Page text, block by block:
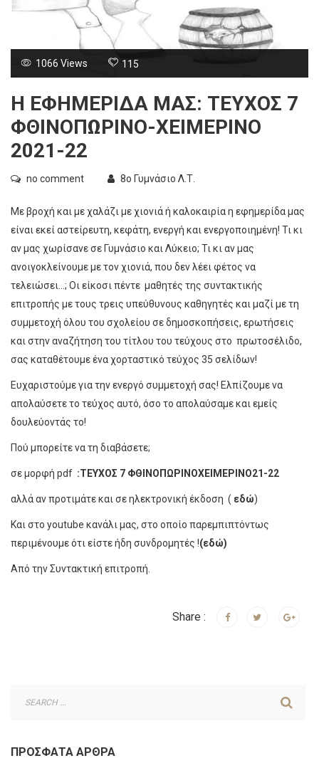
1066 Views 115
Η ΕΦΗΜΕΡΙΔΑ ΜΑΣ: ΤΕΥΧΟΣ 7
ΦΘΙΝΟΠΩΡΙΝΟ-ΧΕΙΜΕΡΙΝΟ
2021-22
no comment 8ο Γυμνάσιο Λ.Τ.
Με βροχή και με χαλάζι με χιονιά ή καλοκαιρία η εφημερίδα μας
είναι εκεί αστείρευτη, κεφάτη, ενεργή και ενεργοποιημένη! Τι κι
αν μας χωρίσανε σε Γυμνάσιο και Λύκειο; Τι κι αν μας
ανοιγοκλείνουμε με τον χιονιά, που δεν λέει φέτος να
τελειώσει…; Οι είκοσι πέντε μαθητές της συντακτικής
επιτροπής με τους τρεις υπεύθυνους καθηγητές και μαζί με τη
συμμετοχή όλου του σχολείου σε δημοσκοπήσεις, ερωτήσεις
και στην αναζήτηση του τίτλου του τεύχους στο πρωτοσέλιδο,
σας καταθέτουμε ένα χορταστικό τεύχος 35 σελίδων!
Ευχαριστούμε για την ενεργό συμμετοχή σας! Ελπίζουμε να
απολαύσετε το τεύχος αυτό, όσο το απολαύσαμε και εμείς
δουλεύοντάς το!
Πού μπορείτε να τη διαβάσετε;
σε μορφή pdf :ΤΕΥΧΟΣ 7 ΦΘΙΝΟΠΩΡΙΝΟΧΕΙΜΕΡΙΝΟ21-22
αλλά αν προτιμάτε και σε ηλεκτρονική έκδοση ( εδώ)
Και στο youtube κανάλι μας, στο οποίο παρεμπιπτόντως
περιμένουμε ότι είστε ήδη συνδρομητές !(εδώ)
Από την Συντακτική επιτροπή.
Share :
ΠΡΌΣΦΑΤΑ ΆΡΘΡΑ